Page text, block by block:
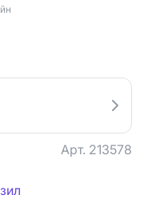
Арт. 213578